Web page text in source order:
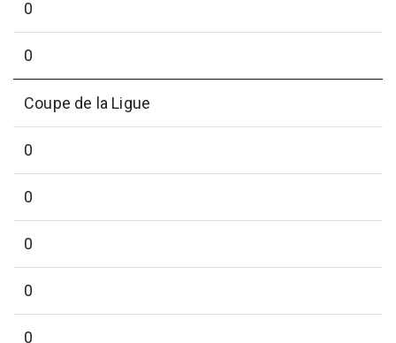
0
0
Coupe de la Ligue
0
0
0
0
0